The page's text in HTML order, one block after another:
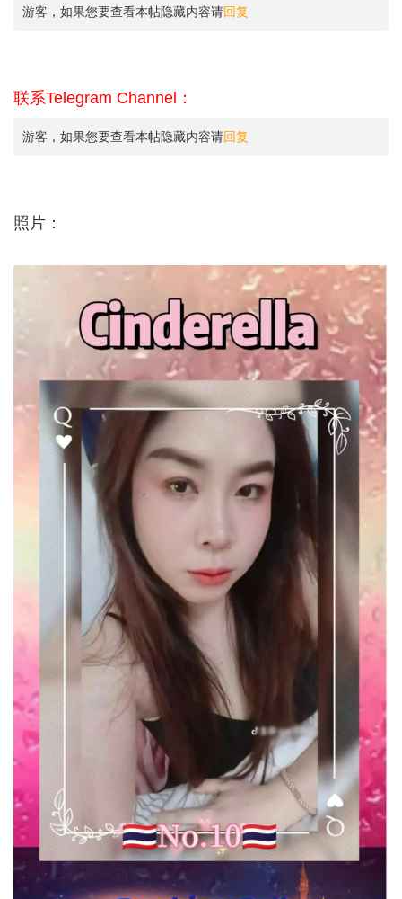
游客，如果您要查看本帖隐藏内容请回复
联系Telegram Channel：
游客，如果您要查看本帖隐藏内容请回复
照片：